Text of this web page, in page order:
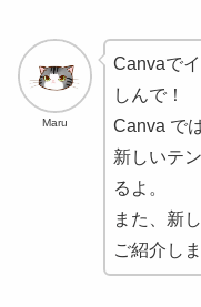
Maru
Canvaで
しんで！
Canva で
新しいテ
るよ。
また、新
ご紹介しま